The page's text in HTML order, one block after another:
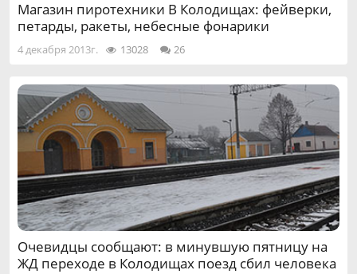
Магазин пиротехники В Колодищах: фейверки,
петарды, ракеты, небесные фонарики
4 декабря 2013г. 13028 26
Очевидцы сообщают: в минувшую пятницу на
ЖД переходе в Колодищах поезд сбил человека